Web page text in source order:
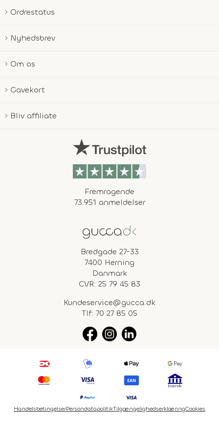
Ordrestatus
Nyhedsbrev
Om os
Gavekort
Bliv affiliate
Fremragende
73.951 anmeldelser
Bredgade 27-33
7400 Herning
Danmark
CVR: 25 79 45 83
Kundeservice@gucca.dk
Tlf: 70 27 85 05
HandelsbetingelserPersondatapolitikTilgængelighedserklæringCookies